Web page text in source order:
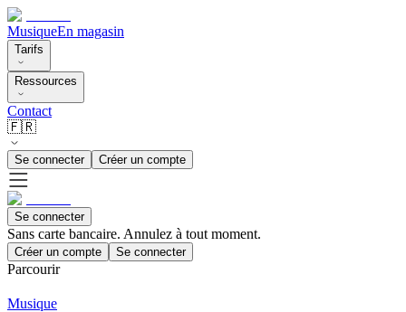
MusiqueEn magasin
Tarifs
Ressources
Contact
🇫🇷
Se connecter Créer un compte
Se connecter
Sans carte bancaire. Annulez à tout moment.
Créer un compte Se connecter
Parcourir
Musique